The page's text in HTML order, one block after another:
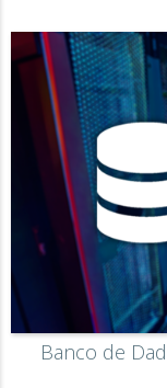
Banco de